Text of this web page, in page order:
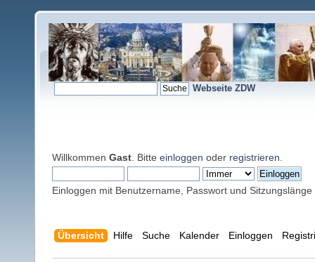
Webseite ZDW
Willkommen Gast . Bitte einloggen oder registrieren
Einloggen mit Benutzername, Passwort und Sitzungslänge
Übersicht Hilfe Suche Kalender Einloggen